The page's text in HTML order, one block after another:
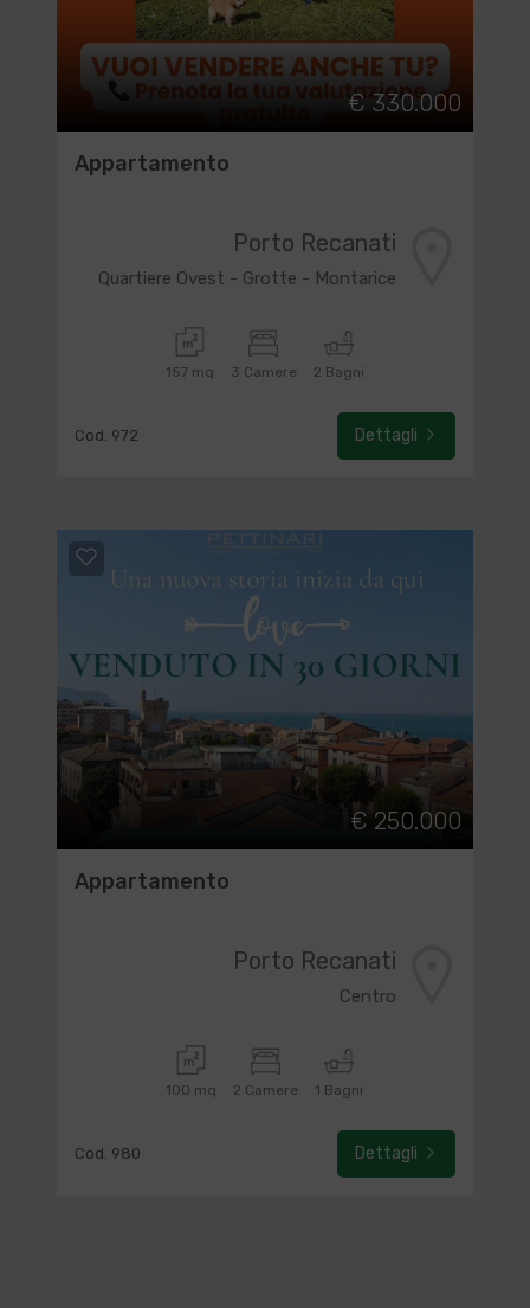
€ 330.000
Appartamento
Porto Recanati
Quartiere Ovest - Grotte - Montarice
157 mq 3 Camere 2 Bagni
Cod. 972 Dettagli
€ 250.000
Appartamento
Porto Recanati
Centro
100 mq 2 Camere 1 Bagni
Cod. 980 Dettagli